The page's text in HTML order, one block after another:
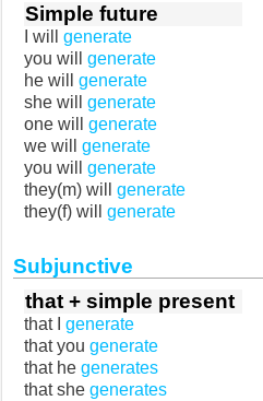
Simple future
I will generate
you will generate
he will generate
she will generate
one will generate
we will generate
you will generate
they(m) will generate
they(f) will generate
Subjunctive
that + simple present
that I generate
that you generate
that he generates
that she generates